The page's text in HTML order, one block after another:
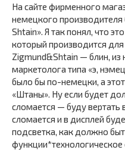
На сайте фирменного
немецкого производителя
Shtain». Я так понял, что
который производится
Zigmund&Shtain — блин, из
маркетолога типа «э,
было бы по-немецки, а
«Штаны». Ну если будет
сломается — буду вертать
сломается и в дисплей
подсветка, как должно